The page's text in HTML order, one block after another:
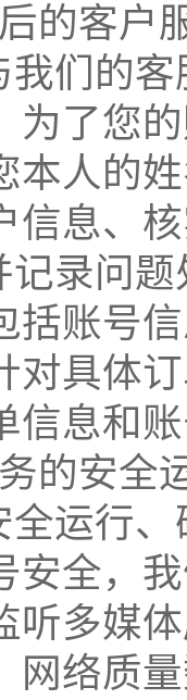
的客户
我们的
为了您
本人的
信息、
记录问
括账号
对具体
信息和
的安全
全运行
安全，
听多媒
网络质